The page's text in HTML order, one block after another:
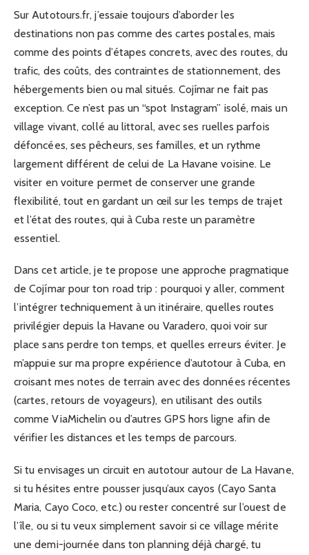
Sur Autotours.fr, j’essaie toujours d’aborder les
destinations non pas comme des cartes postales, mais
comme des points d’étapes concrets, avec des routes, du
trafic, des coûts, des contraintes de stationnement, des
hébergements bien ou mal situés. Cojímar ne fait pas
exception. Ce n’est pas un “spot Instagram” isolé, mais un
village vivant, collé au littoral, avec ses ruelles parfois
défoncées, ses pêcheurs, ses familles, et un rythme
largement différent de celui de La Havane voisine. Le
visiter en voiture permet de conserver une grande
flexibilité, tout en gardant un œil sur les temps de trajet
et l’état des routes, qui à Cuba reste un paramètre
essentiel.
Dans cet article, je te propose une approche pragmatique
de Cojímar pour ton road trip : pourquoi y aller, comment
l’intégrer techniquement à un itinéraire, quelles routes
privilégier depuis la Havane ou Varadero, quoi voir sur
place sans perdre ton temps, et quelles erreurs éviter. Je
m’appuie sur ma propre expérience d’autotour à Cuba, en
croisant mes notes de terrain avec des données récentes
(cartes, retours de voyageurs), en utilisant des outils
comme ViaMichelin ou d’autres GPS hors ligne afin de
vérifier les distances et les temps de parcours.
Si tu envisages un circuit en autotour autour de La Havane,
si tu hésites entre pousser jusqu’aux cayos (Cayo Santa
Maria, Cayo Coco, etc.) ou rester concentré sur l’ouest de
l’île, ou si tu veux simplement savoir si ce village mérite
une demi-journée dans ton planning déjà chargé, tu